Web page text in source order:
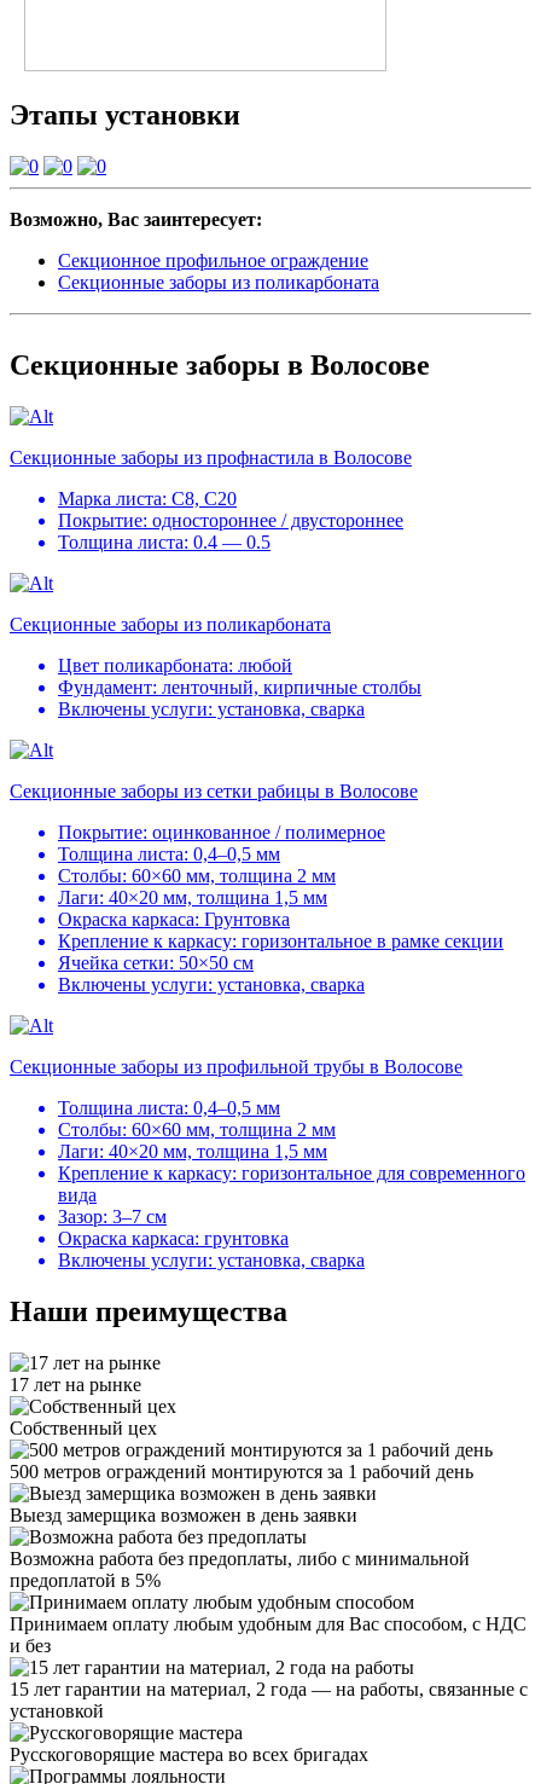
Этапы установки
Возможно, Вас заинтересует:
Секционное профильное ограждение
Секционные заборы из поликарбоната
Секционные заборы в Волосове
Секционные заборы из профнастила в Волосове
Марка листа: С8, С20
Покрытие: одностороннее / двустороннее
Толщина листа: 0.4 — 0.5
Секционные заборы из поликарбоната
Цвет поликарбоната: любой
Фундамент: ленточный, кирпичные столбы
Включены услуги: установка, сварка
Секционные заборы из сетки рабицы в Волосове
Покрытие: оцинкованное / полимерное
Толщина листа: 0,4–0,5 мм
Столбы: 60×60 мм, толщина 2 мм
Лаги: 40×20 мм, толщина 1,5 мм
Окраска каркаса: Грунтовка
Крепление к каркасу: горизонтальное в рамке секции
Ячейка сетки: 50×50 см
Включены услуги: установка, сварка
Секционные заборы из профильной трубы в Волосове
Толщина листа: 0,4–0,5 мм
Столбы: 60×60 мм, толщина 2 мм
Лаги: 40×20 мм, толщина 1,5 мм
Крепление к каркасу: горизонтальное для современного
вида
Зазор: 3–7 см
Окраска каркаса: грунтовка
Включены услуги: установка, сварка
Наши преимущества
17 лет на рынке
Собственный цех
500 метров ограждений монтируются за 1 рабочий день
Выезд замерщика возможен в день заявки
Возможна работа без предоплаты, либо с минимальной
предоплатой в 5%
Принимаем оплату любым удобным для Вас способом, с НДС
и без
15 лет гарантии на материал, 2 года — на работы, связанные с
установкой
Русскоговорящие мастера во всех бригадах